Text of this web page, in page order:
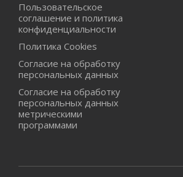
Пользовательское
соглашение и политика
конфиденциальности
Политика Cookies
Согласие на обработку
персональных данных
Согласие на обработку
персональных данных
метрическими
программами